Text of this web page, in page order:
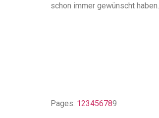
schon immer gewünscht haben.
Pages: 123456789